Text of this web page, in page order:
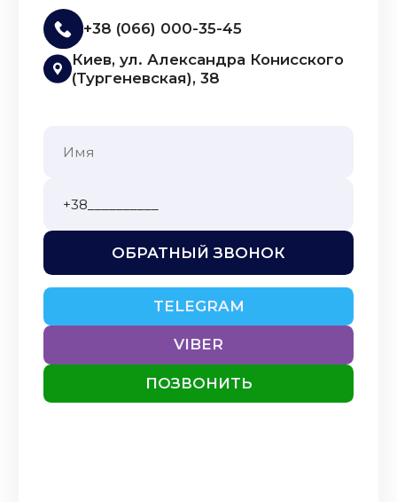
+38 (066) 000-35-45
Киев, ул. Александра Конисского
(Тургеневская), 38
ОБРАТНЫЙ ЗВОНОК
TELEGRAM
VIBER
ПОЗВОНИТЬ